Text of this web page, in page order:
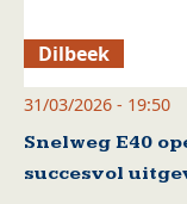
Dilbeek
31/03/2026 - 19:50
Snelweg E40
succesvol